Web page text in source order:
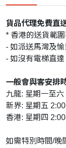
貨品代理免費直
* 香港的送貨範
- 如派送馬灣及
- 如沒有電梯直
一般會與客安排
九龍: 星期一至六
新界: 星期五
香港: 星期四
如需特別時間/晚